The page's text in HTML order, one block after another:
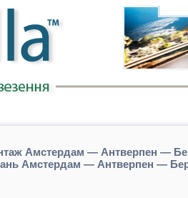
Амстердам — Антверпен —
Амстердам — Антверпен —